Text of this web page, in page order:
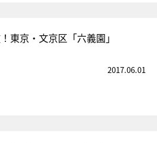
東京・文京区「六義園」
2017.06.01